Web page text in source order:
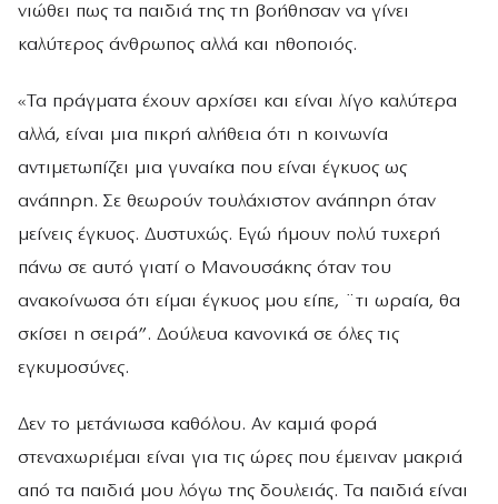
νιώθει πως τα παιδιά της τη βοήθησαν να γίνει
καλύτερος άνθρωπος αλλά και ηθοποιός.
«Τα πράγματα έχουν αρχίσει και είναι λίγο καλύτερα
αλλά, είναι μια πικρή αλήθεια ότι η κοινωνία
αντιμετωπίζει μια γυναίκα που είναι έγκυος ως
ανάπηρη. Σε θεωρούν τουλάχιστον ανάπηρη όταν
μείνεις έγκυος. Δυστυχώς. Εγώ ήμουν πολύ τυχερή
πάνω σε αυτό γιατί ο Μανουσάκης όταν του
ανακοίνωσα ότι είμαι έγκυος μου είπε, ¨τι ωραία, θα
σκίσει η σειρά”. Δούλευα κανονικά σε όλες τις
εγκυμοσύνες.
Δεν το μετάνιωσα καθόλου. Αν καμιά φορά
στεναχωριέμαι είναι για τις ώρες που έμειναν μακριά
από τα παιδιά μου λόγω της δουλειάς. Τα παιδιά είναι